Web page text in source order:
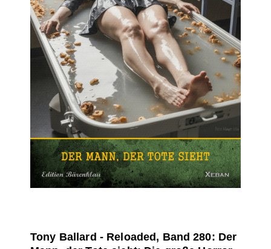
Tony Ballard - Reloaded, Band 280: Der